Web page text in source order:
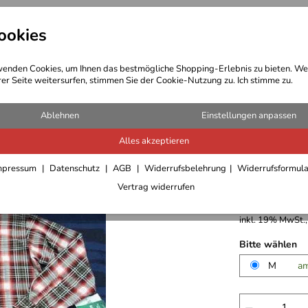
Cookies, um Ihnen das bestmögliche Shopping-Erlebnis zu bieten.
Seite weitersurfen, stimmen Sie der Cookie-Nutzung zu. Ich stimme zu.
Ablehnen Einstellungen anpassen
Alles akzeptieren
Datenschutz AGB Widerrufsbelehrung
Vertrag widerrufen
Bekleidung Outdoor Ausrüstung
Maul
inkl. 19%
Bitte wählen
M